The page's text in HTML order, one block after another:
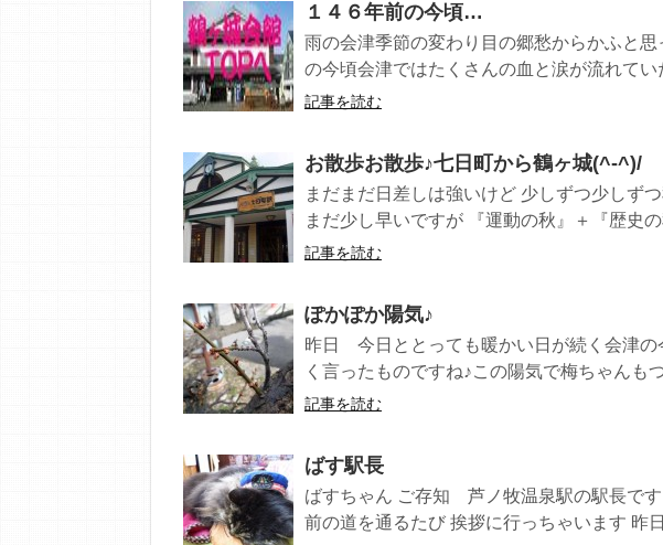
１４６年前の今頃…
雨の会津季節の変わり目の郷愁からかふと
の今頃会津ではたくさんの血と涙が流れてい
記事を読む
お散歩お散歩♪七日町から鶴ヶ城(^-^)/
まだまだ日差しは強いけど 少しずつ少しず
まだ少し早いですが 『運動の秋』＋『歴史
記事を読む
ぽかぽか陽気♪
昨日 今日ととっても暖かい日が続く会津の
く言ったものですね♪この陽気で梅ちゃんも
記事を読む
ばす駅長
ばすちゃん ご存知 芦ノ牧温泉駅の駅長で
前の道を通るたび 挨拶に行っちゃいます 昨